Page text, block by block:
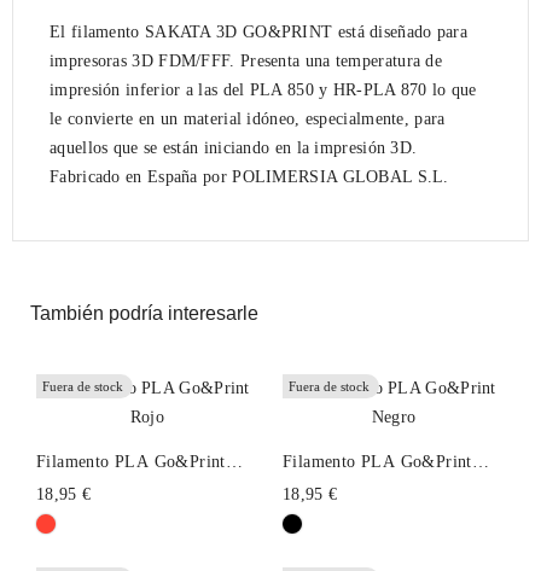
El filamento SAKATA 3D GO&PRINT está diseñado para
impresoras 3D FDM/FFF. Presenta una temperatura de
impresión inferior a las del PLA 850 y HR-PLA 870 lo que
le convierte en un material idóneo, especialmente, para
aquellos que se están iniciando en la impresión 3D.
Fabricado en España por POLIMERSIA GLOBAL S.L.
También podría interesarle
Fuera de stock
Filamento PLA Go&Print
18,95 €
Fuera de stock
Filamento PLA Go&Print
18,95 €